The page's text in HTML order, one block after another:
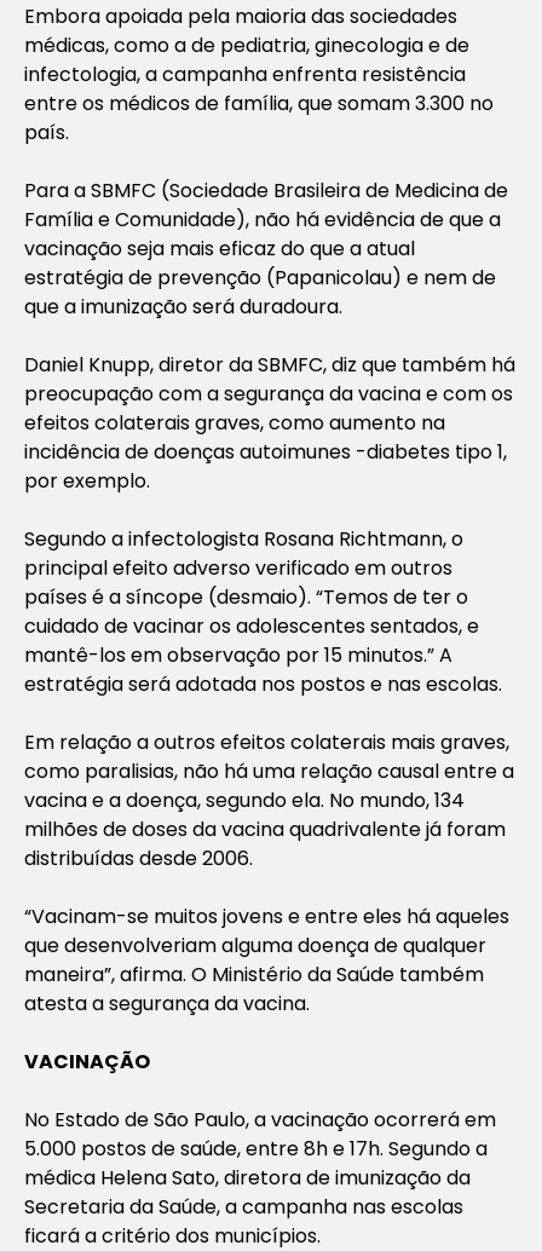
Embora apoiada pela maioria das sociedades
médicas, como a de pediatria, ginecologia e de
infectologia, a campanha enfrenta resistência
entre os médicos de família, que somam 3.300 no
país.
Para a SBMFC (Sociedade Brasileira de Medicina de
Família e Comunidade), não há evidência de que a
vacinação seja mais eficaz do que a atual
estratégia de prevenção (Papanicolau) e nem de
que a imunização será duradoura.
Daniel Knupp, diretor da SBMFC, diz que também há
preocupação com a segurança da vacina e com os
efeitos colaterais graves, como aumento na
incidência de doenças autoimunes -diabetes tipo 1,
por exemplo.
Segundo a infectologista Rosana Richtmann, o
principal efeito adverso verificado em outros
países é a síncope (desmaio). “Temos de ter o
cuidado de vacinar os adolescentes sentados, e
mantê-los em observação por 15 minutos.” A
estratégia será adotada nos postos e nas escolas.
Em relação a outros efeitos colaterais mais graves,
como paralisias, não há uma relação causal entre a
vacina e a doença, segundo ela. No mundo, 134
milhões de doses da vacina quadrivalente já foram
distribuídas desde 2006.
“Vacinam-se muitos jovens e entre eles há aqueles
que desenvolveriam alguma doença de qualquer
maneira”, afirma. O Ministério da Saúde também
atesta a segurança da vacina.
VACINAÇÃO
No Estado de São Paulo, a vacinação ocorrerá em
5.000 postos de saúde, entre 8h e 17h. Segundo a
médica Helena Sato, diretora de imunização da
Secretaria da Saúde, a campanha nas escolas
ficará a critério dos municípios.